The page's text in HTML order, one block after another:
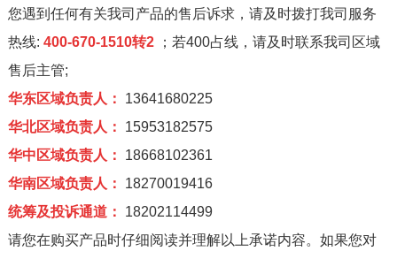
您遇到任何有关我司产品的售后诉求，请及时拨打我司服务
热线: 400-670-1510转2
；若400占线，请及时联系我司区域
售后主管;
华东区域负责人：
13641680225
华北区域负责人：
15953182575
华中区域负责人：
18668102361
华南区域负责人：
18270019416
统筹及投诉通道：
18202114499
请您在购买产品时仔细阅读并理解以上承诺内容。如果您对